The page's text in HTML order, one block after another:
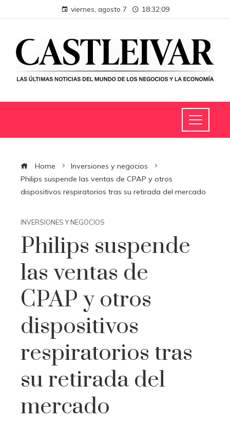
viernes, agosto 7 18:32:09
Home
Inversiones y negocios
Philips suspende las ventas de CPAP y otros
dispositivos respiratorios tras su retirada del mercado
INVERSIONES Y NEGOCIOS
Philips suspende
las ventas de
CPAP y otros
dispositivos
respiratorios tras
su retirada del
mercado